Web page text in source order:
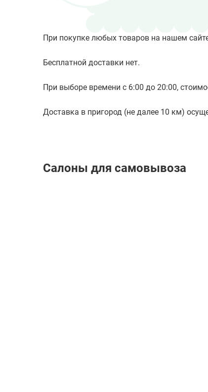
При покупке любых товаров на нашем
Бесплатной доставки нет.
При выборе времени с 6:00 до 20:00,
Доставка в пригород (не далее 10 км)
Салоны для самовывоза